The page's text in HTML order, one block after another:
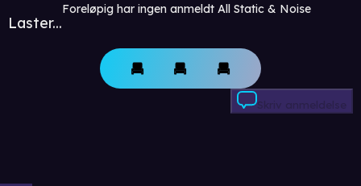
Laster...
Foreløpig har ingen anmeldt All Static & Noise
Skriv anmeldelse